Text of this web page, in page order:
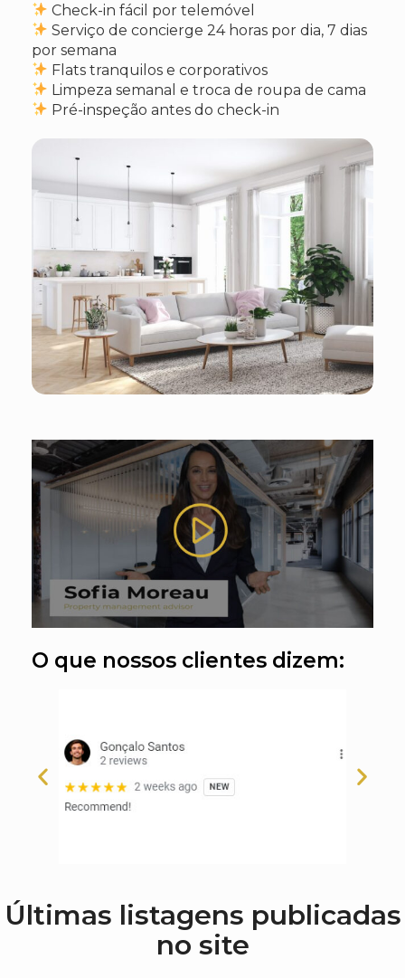
Check-in fácil por telemóvel
Serviço de concierge 24 horas por dia, 7 dias
por semana
Flats tranquilos e corporativos
Limpeza semanal e troca de roupa de cama
Pré-inspeção antes do check-in
O que nossos clientes dizem:
Últimas listagens publicadas
no site